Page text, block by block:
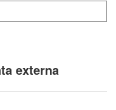
externa